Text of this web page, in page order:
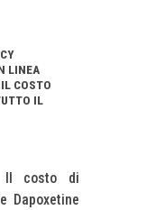
LINEA
COSTO
IL
Il costo di
Dapoxetine